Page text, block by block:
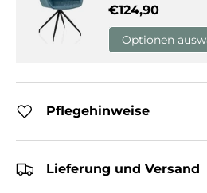
Normaler Preis
€124,90
Optionen
Pflegehinweise
Lieferung und Versand